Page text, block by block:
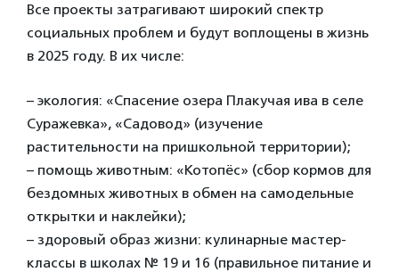
Все проекты затрагивают широкий спектр
социальных проблем и будут воплощены в жизнь
в 2025 году. В их числе:
– экология: «Спасение озера Плакучая ива в селе
Суражевка», «Садовод» (изучение
растительности на пришкольной территории);
– помощь животным: «Котопёс» (сбор кормов для
бездомных животных в обмен на самодельные
открытки и наклейки);
– здоровый образ жизни: кулинарные мастер-
классы в школах № 19 и 16 (правильное питание и